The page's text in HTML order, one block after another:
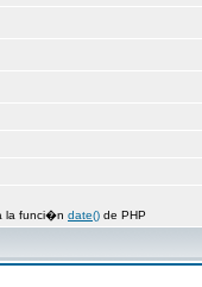
la funci�n date() de PHP